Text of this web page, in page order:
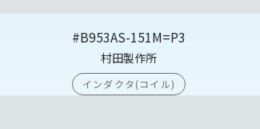
#B953AS-151M=P3
村田製作所
インダクタ(コイル)